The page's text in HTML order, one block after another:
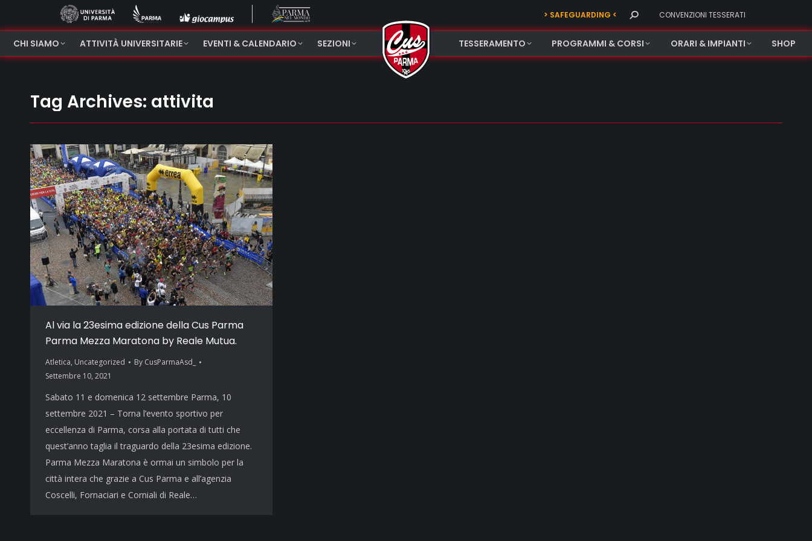
> SAFEGUARDING < Search: CONVENZIONI TESSERATI
CHI SIAMO ATTIVITÀ UNIVERSITARIE EVENTI & CALENDARIO SEZIONI TESSERAMENTO PROGRAMMI & CORSI ORARI & IMPIANTI SHOP
Tag Archives: attivita
Al via la 23esima edizione della Cus Parma
Parma Mezza Maratona by Reale Mutua.
Atletica, Uncategorized By CusParmaAsd_
Settembre 10, 2021
Sabato 11 e domenica 12 settembre Parma, 10
settembre 2021 – Torna l’evento sportivo per
eccellenza di Parma, corsa alla portata di tutti che
quest’anno taglia il traguardo della 23esima edizione.
Parma Mezza Maratona è ormai un simbolo per la
città intera che grazie a Cus Parma e all’agenzia
Coscelli, Fornaciari e Corniali di Reale…